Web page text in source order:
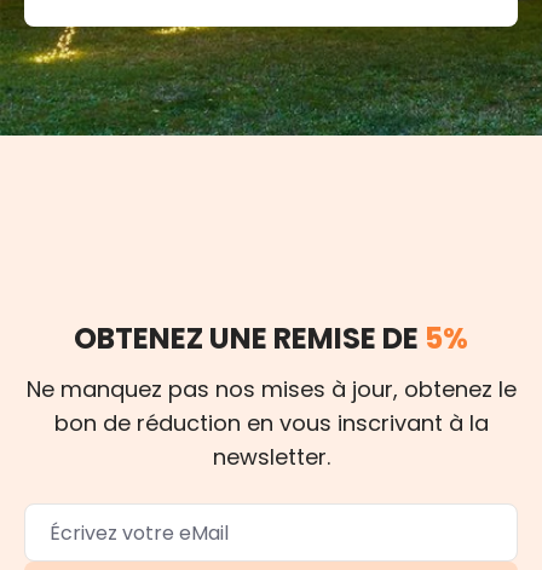
OBTENEZ UNE REMISE DE 5%
Ne manquez pas nos mises à jour, obtenez le
bon de réduction en vous inscrivant à la
newsletter.